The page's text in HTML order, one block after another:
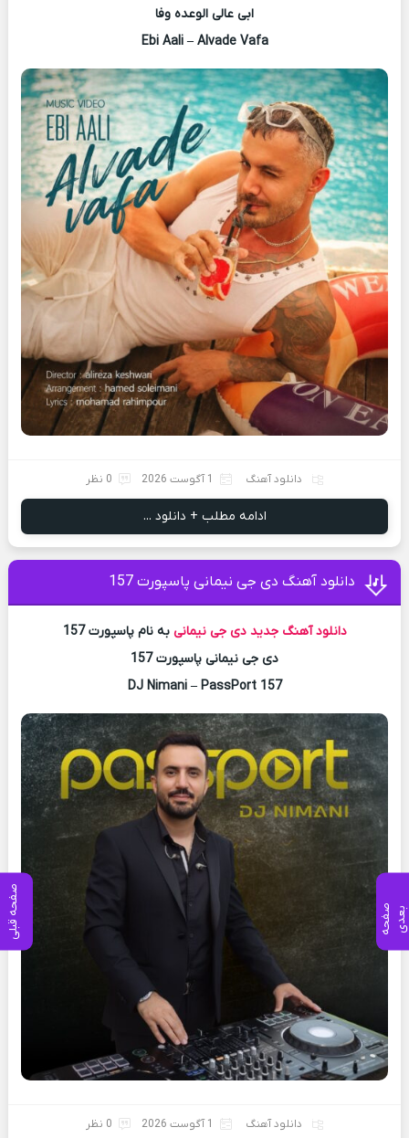
ابی عالی الوعده وفا
Ebi Aali – Alvade Vafa
دانلود آهنگ 1 آگوست 2026 0 نظر
ادامه مطلب + دانلود ...
دانلود آهنگ دی جی نیمانی پاسپورت 157
دانلود آهنگ جدید دی جی نیمانی به نام پاسپورت 157
دی جی نیمانی پاسپورت 157
DJ Nimani – PassPort 157
دانلود آهنگ 1 آگوست 2026 0 نظر
ص
ف
ح
ه ب ع
د ی صفحه قبلی